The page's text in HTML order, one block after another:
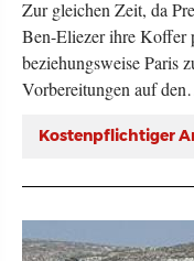
Zur gleichen Zeit, da
Ben-Eliezer ihre Koffer
beziehungsweise Paris
Vorbereitungen auf
Kostenpflichtiger